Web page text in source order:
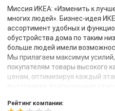
Миссия ИКЕА: «Изменить к
многих людей». Бизнес-идея
ассортимент удобных и
обустройства дома по таким
больше людей имели
Мы прилагаем максимум
покупателям товары высокого
ценам, оптимизируя каждый
инвестируя средства в
также производя товары
Рейтинг компании: